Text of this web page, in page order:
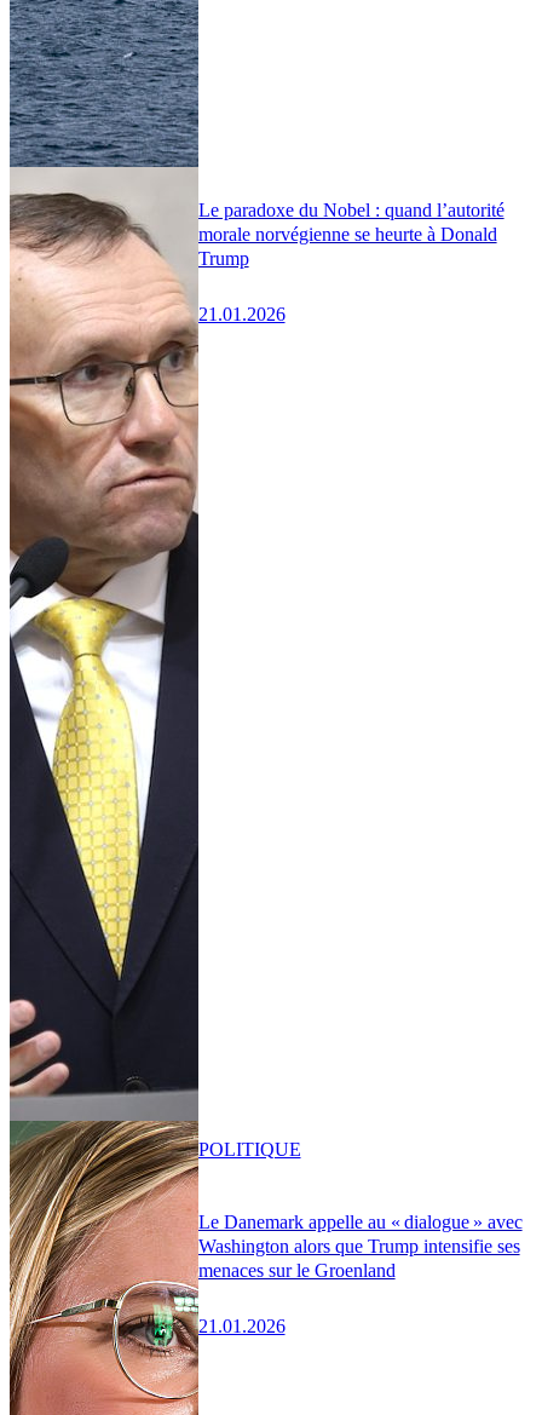
Le paradoxe du Nobel : quand l’autorité
morale norvégienne se heurte à Donald
Trump
21.01.2026
Le Danemark appelle au « dialogue » avec
Washington alors que Trump intensifie ses
menaces sur le Groenland
21.01.2026
POLITIQUE